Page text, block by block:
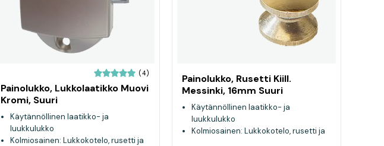
(4)
Painolukko, Lukkolaatikko Muovi
Kromi, Suuri
Käytännöllinen laatikko- ja
luukkulukko
Kolmiosainen: Lukkokotelo, rusetti ja
Painolukko, Rusetti Kiill.
Messinki, 16mm Suuri
Käytännöllinen laatikko- ja
luukkulukko
Kolmiosainen: Lukkokotelo, rusetti ja